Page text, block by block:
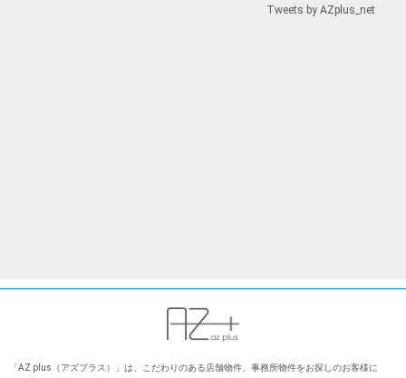
Tweets by AZplus_net
「AZ plus（アズプラス）」は、こだわりのある店舗物件、事務所物件をお探しのお客様に